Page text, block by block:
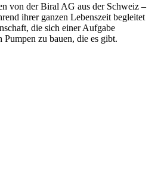
von der Biral AG aus der Schweiz –
ihrer ganzen Lebenszeit begleitet
die sich einer Aufgabe
Pumpen zu bauen, die es gibt.